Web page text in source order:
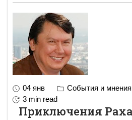
04 янв События и мнения
3 min read
Приключения